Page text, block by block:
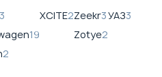
3
19
2
XCITE2Zeekr3
Zotye2
УАЗ3